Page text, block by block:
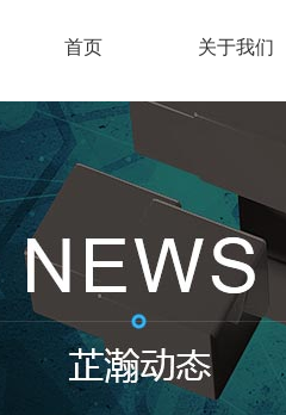
首页 关于我们